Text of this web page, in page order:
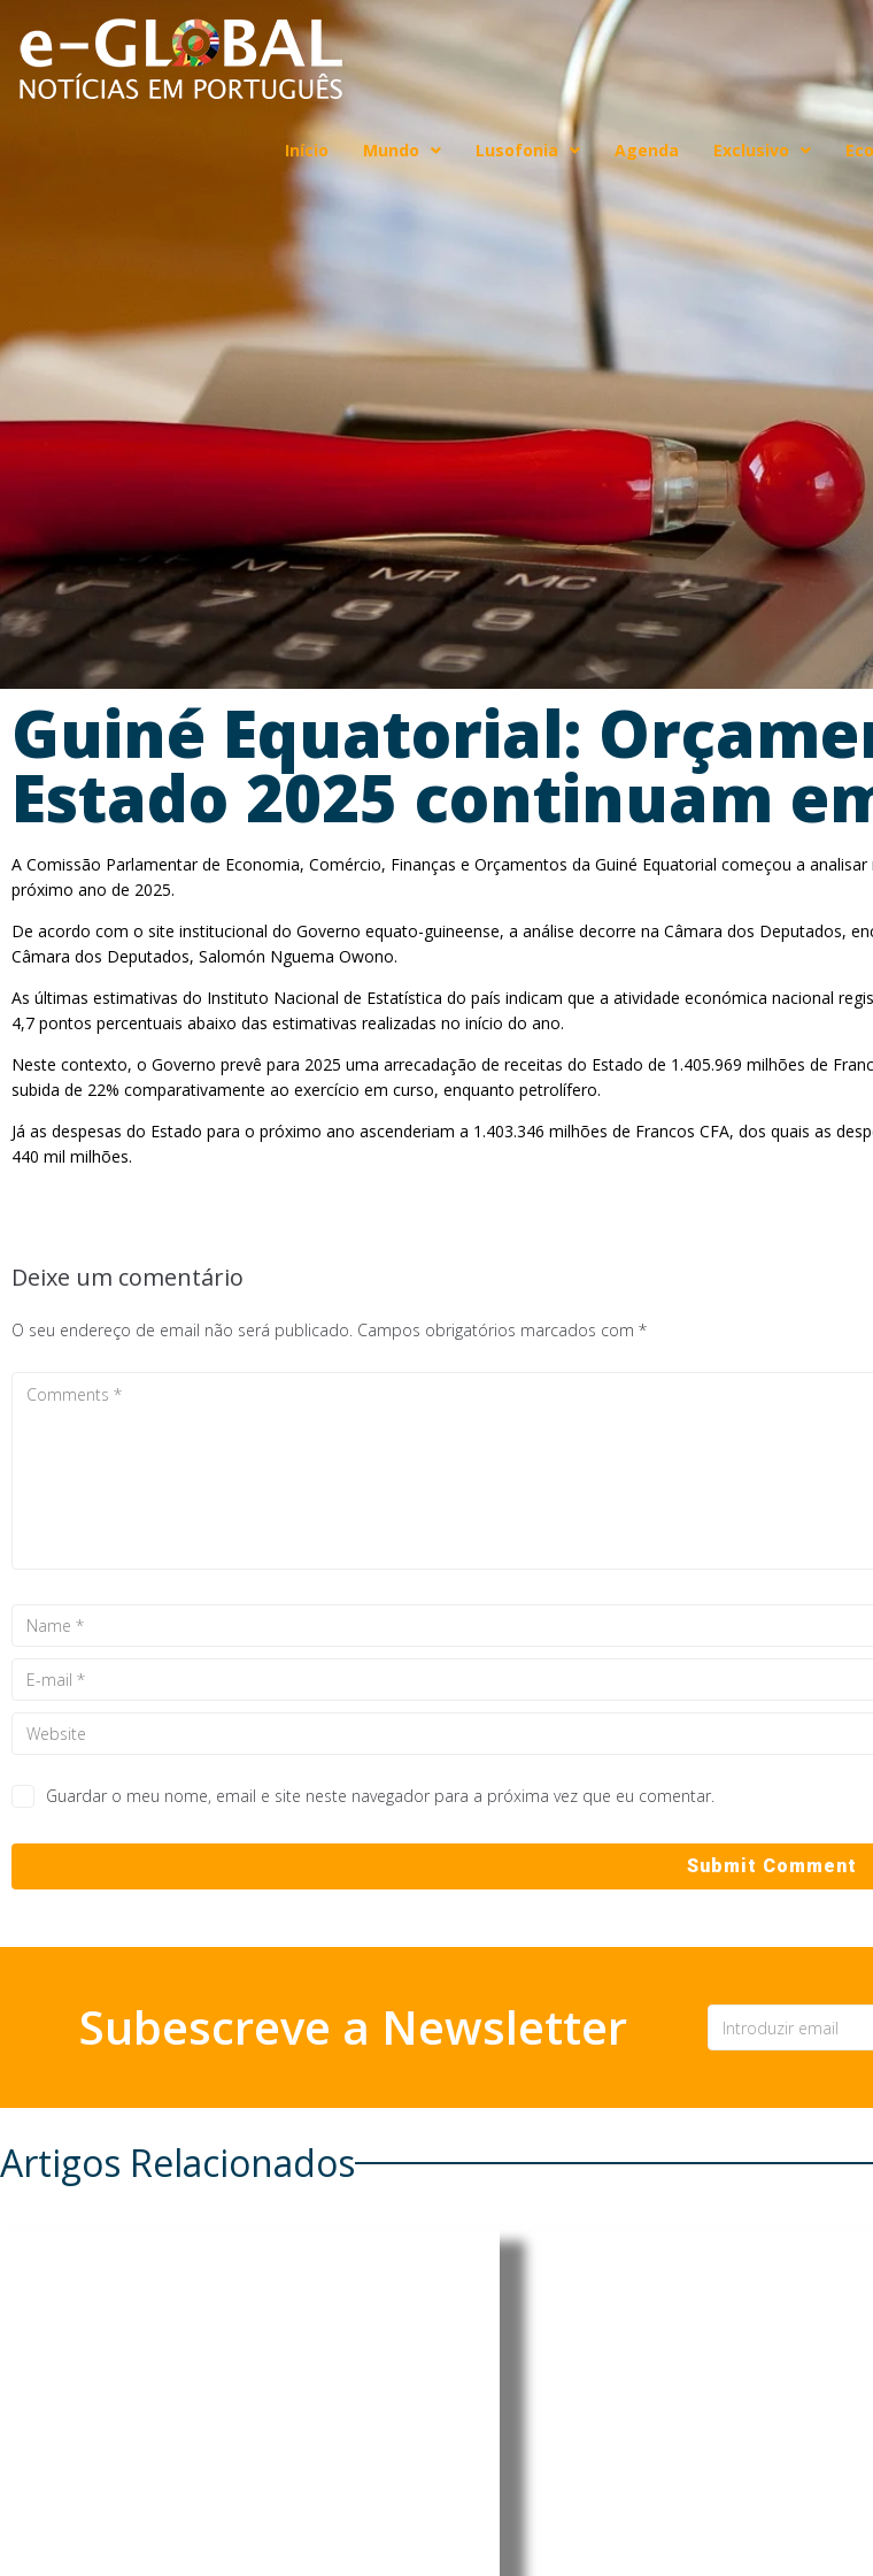
Início Mundo Lusofonia Agenda Exclusivo
Guiné Equatorial:
Estado 2025 continuam
A Comissão Parlamentar de Economia, Comércio, Finanças e Orçamentos da Guiné Equatorial começou a
próximo ano de 2025.
De acordo com o site institucional do Governo equato-guineense, a análise decorre na Câmara dos Deputados,
Câmara dos Deputados, Salomón Nguema Owono.
As últimas estimativas do Instituto Nacional de Estatística do país indicam que a atividade económica nacional
4,7 pontos percentuais abaixo das estimativas realizadas no início do ano.
Neste contexto, o Governo prevê para 2025 uma arrecadação de receitas do Estado de 1.405.969 milhões de
subida de 22% comparativamente ao exercício em curso, enquanto petrolífero.
Já as despesas do Estado para o próximo ano ascenderiam a 1.403.346 milhões de Francos CFA, dos quais as
440 mil milhões.
Deixe um comentário
O seu endereço de email não será publicado. Campos obrigatórios marcados com *
Guardar o meu nome, email e site neste navegador para a próxima vez que eu comentar.
Subescreve a Newsletter
Artigos Relacionados